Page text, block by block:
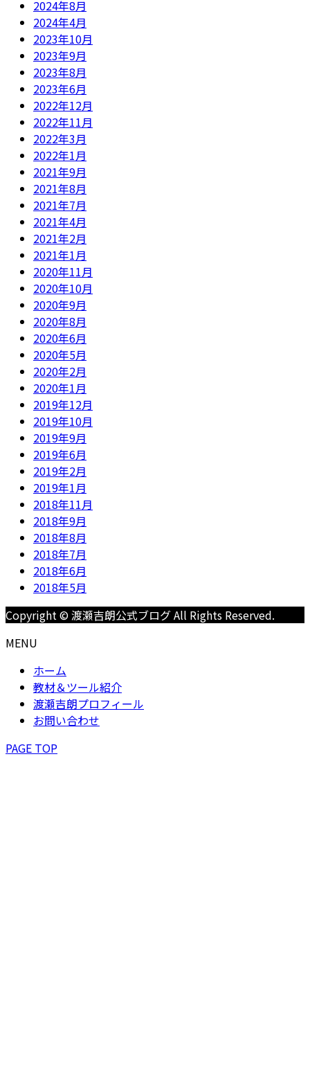
2024年8月
2024年4月
2023年10月
2023年9月
2023年8月
2023年6月
2022年12月
2022年11月
2022年3月
2022年1月
2021年9月
2021年8月
2021年7月
2021年4月
2021年2月
2021年1月
2020年11月
2020年10月
2020年9月
2020年8月
2020年6月
2020年5月
2020年2月
2020年1月
2019年12月
2019年10月
2019年9月
2019年6月
2019年2月
2019年1月
2018年11月
2018年9月
2018年8月
2018年7月
2018年6月
2018年5月
Copyright © 渡瀬吉朗公式ブログ All Rights Reserved.
MENU
ホーム
教材＆ツール紹介
渡瀬吉朗プロフィール
お問い合わせ
PAGE TOP